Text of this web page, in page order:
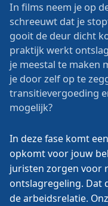
In films neem je op
schreeuwt dat je
gooit de deur dicht
praktijk werkt
je meestal te maken
je door zelf op te
transitievergoeding
mogelijk?
In deze fase komt
opkomt voor jouw
juristen zorgen voor
ontslagregeling. Dat
de arbeidsrelatie.